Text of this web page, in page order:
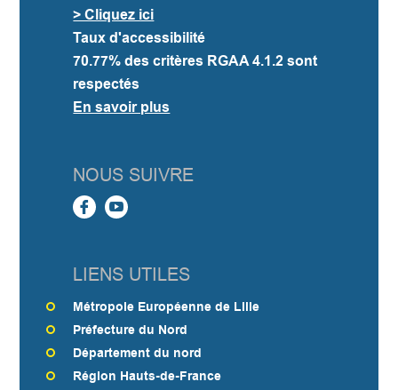
> Cliquez ici
Taux d'accessibilité
70.77% des critères RGAA 4.1.2 sont
respectés
En savoir plus
NOUS SUIVRE
LIENS UTILES
Métropole Européenne de Lille
Préfecture du Nord
Département du nord
Région Hauts-de-France